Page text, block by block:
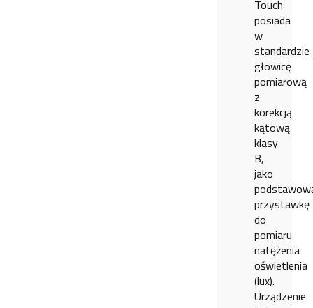
Touch
posiada
w
standardzie
głowicę
pomiarową
z
korekcją
kątową
klasy
B,
jako
przystawkę
do
pomiaru
natężenia
oświetlenia
(lux).
Urządzenie